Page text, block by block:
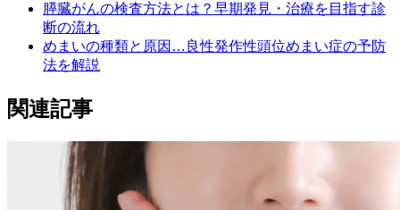
膵臓がんの検査方法とは？早期発見・治療を目指す診
断の流れ
めまいの種類と原因…良性発作性頭位めまい症の予防
法を解説
関連記事